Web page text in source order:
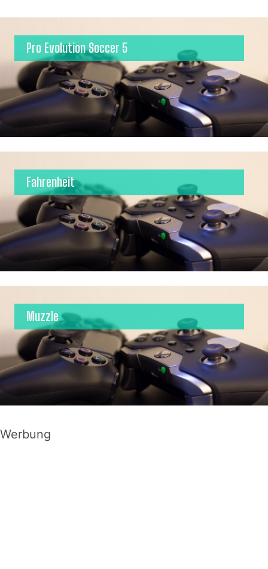
Pro Evolution Soccer 5
Fahrenheit
Muzzle
Werbung